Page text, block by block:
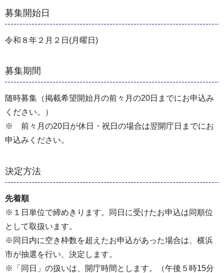
募集開始日
令和８年２月２日(月曜日)
募集期間
随時募集（掲載希望開始月の前々月の20日までにお申込み
ください。）
※ 前々月の20日が休日・祝日の場合は翌開庁日までにお
申込みください。
決定方法
先着順
※１日単位で締めきります。同日に受けたお申込は同順位
として取扱います。
※同日内に空き枠数を超えたお申込があった場合は、横浜
市が抽選を行い、決定します。
※「同日」の扱いは、開庁時間とします。（午後５時15分